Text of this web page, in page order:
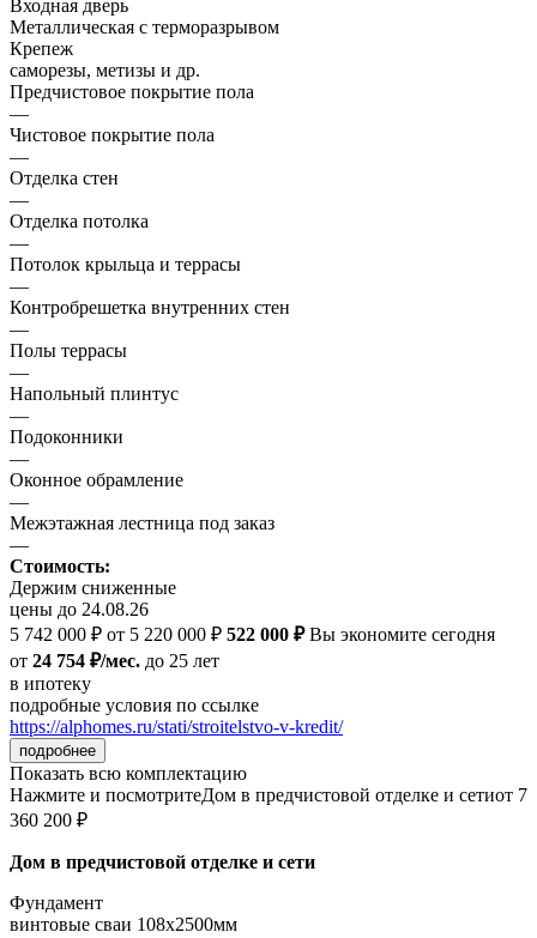
Входная дверь
Металлическая с терморазрывом
Крепеж
саморезы, метизы и др.
Предчистовое покрытие пола
—
Чистовое покрытие пола
—
Отделка стен
—
Отделка потолка
—
Потолок крыльца и террасы
—
Контробрешетка внутренних стен
—
Полы террасы
—
Напольный плинтус
—
Подоконники
—
Оконное обрамление
—
Межэтажная лестница под заказ
—
Стоимость:
Держим сниженные
цены до 24.08.26
5 742 000 ₽ от 5 220 000 ₽ 522 000 ₽Вы экономите сегодня
от 24 754 ₽/мес. до 25 лет
в ипотеку
подробные условия по ссылке
https://alphomes.ru/stati/stroitelstvo-v-kredit/
подробнее
Показать всю комплектацию
Нажмите и посмотритеДом в предчистовой отделке и сетиот 7
360 200 ₽
Дом в предчистовой отделке и сети
Фундамент
винтовые сваи 108x2500мм